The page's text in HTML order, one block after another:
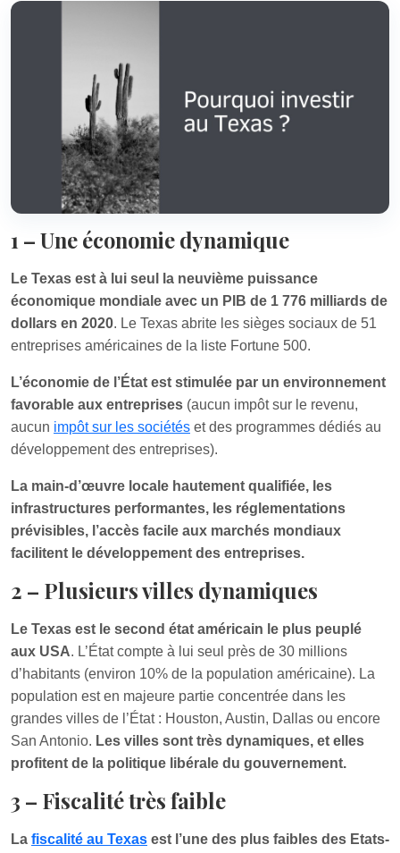
1 – Une économie dynamique
Le Texas est à lui seul la neuvième puissance
économique mondiale avec un PIB de 1 776 milliards de
dollars en 2020. Le Texas abrite les sièges sociaux de 51
entreprises américaines de la liste Fortune 500.
L’économie de l’État est stimulée par un environnement
favorable aux entreprises (aucun impôt sur le revenu,
aucun impôt sur les sociétés et des programmes dédiés au
développement des entreprises).
La main-d’œuvre locale hautement qualifiée, les
infrastructures performantes, les réglementations
prévisibles, l’accès facile aux marchés mondiaux
facilitent le développement des entreprises.
2 – Plusieurs villes dynamiques
Le Texas est le second état américain le plus peuplé
aux USA. L’État compte à lui seul près de 30 millions
d’habitants (environ 10% de la population américaine). La
population est en majeure partie concentrée dans les
grandes villes de l’État : Houston, Austin, Dallas ou encore
San Antonio. Les villes sont très dynamiques, et elles
profitent de la politique libérale du gouvernement.
3 – Fiscalité très faible
La fiscalité au Texas est l’une des plus faibles des Etats-